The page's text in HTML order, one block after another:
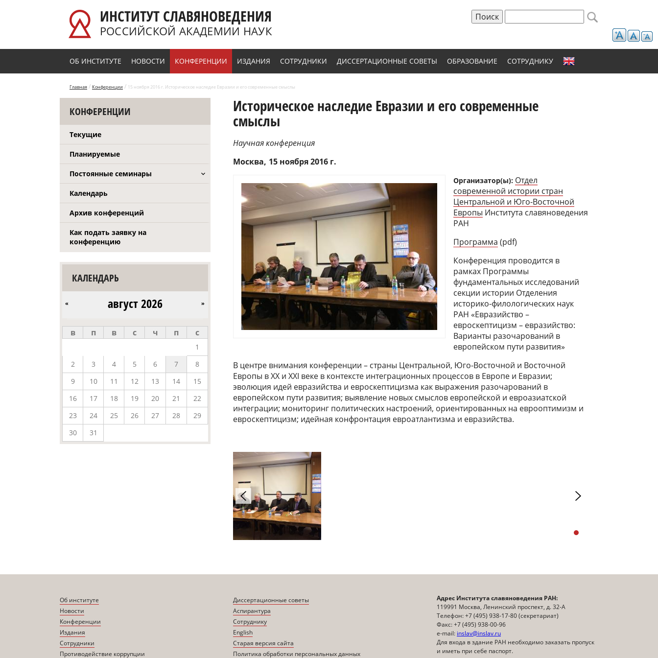
ИНСТИТУТ СЛАВЯНОВЕДЕНИЯ
РОССИЙСКОЙ АКАДЕМИИ НАУК Форма поиска
ОБ ИНСТИТУТЕ НОВОСТИ КОНФЕРЕНЦИИ ИЗДАНИЯ СОТРУДНИКИ ДИССЕРТАЦИОННЫЕ СОВЕТЫ ОБРАЗОВАНИЕ СОТРУДНИКУ
Главная / Конференции / 15 ноября 2016 г. Историческое наследие Евразии и его современные смыслы
КОНФЕРЕНЦИИ
Текущие
Планируемые
Постоянные семинары
Календарь
Архив конференций
Как подать заявку на
конференцию
КАЛЕНДАРЬ
август 2026
« »
в п в с ч п с
1
2
3 4 5 6 7
8
9
10 11 12 13 14
15
16
17 18 19 20 21
22
23
24 25 26 27 28
29
30
31
Историческое наследие Евразии и его современные
смыслы
Научная конференция
Москва 15 ноября 2016 г.
Организатор(ы): Отдел
современной истории стран
Центральной и Юго-Восточной
Европы Института славяноведения
РАН
Программа (pdf)
Конференция проводится в
рамках Программы
фундаментальных исследований
секции истории Отделения
историко-филологических наук
РАН «Евразийство –
евроскептицизм – евразийство:
Варианты разочарований в
европейском пути развития»
В центре внимания конференции – страны Центральной, Юго-Восточной и Восточной
Европы в XX и XXI веке в контексте интеграционных процессов в Европе и Евразии;
эволюция идей евразийства и евроскептицизма как выражения разочарований в
европейском пути развития; выявление новых смыслов европейской и евроазиатской
интеграции; мониторинг политических настроений, ориентированных на еврооптимизм и
евроскептицизм; идейная конфронтация евроатлантизма и евразийства.
Об институте
Новости
Конференции
Издания
Сотрудники
Противодействие коррупции
Диссертационные советы
Аспирантура
Сотруднику
English
Старая версия сайта
Политика обработки персональных данных
Адрес Института славяноведения РАН:
119991 Москва, Ленинский проспект, д. 32-А
Телефон: +7 (495) 938-17-80 (секретариат)
Факс: +7 (495) 938-00-96
e-mail: inslav@inslav.ru
Для входа в здание РАН необходимо заказать пропуск
и иметь при себе паспорт.